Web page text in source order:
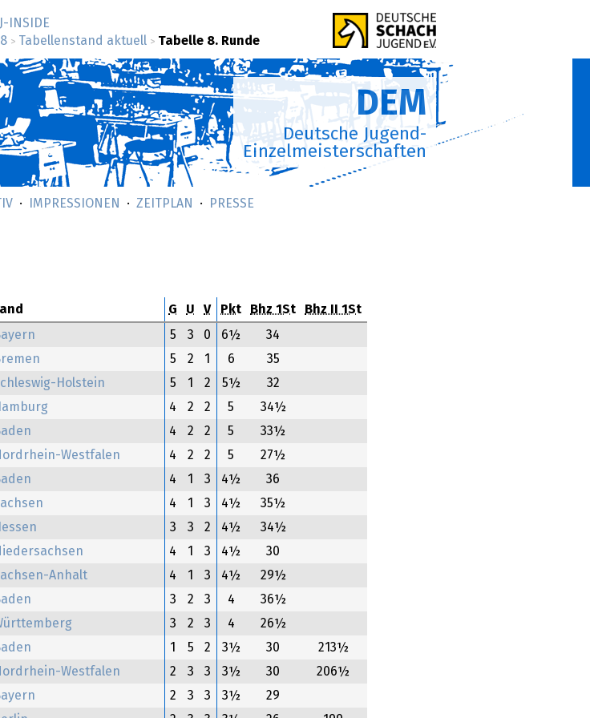
­INSIDE
> Tabellenstand aktuell > Tabelle 8. Runde
DEM
Deutsche Jugend-
Einzelmeisterschaften
IMPRESSIONEN ZEITPLAN PRESSE
G U V Pkt Bhz 1St
Bhz II 1St
5 3 0 6½
34
5 2 1 6
35
Holstein 5 1 2 5½
32
4 2 2 5
34½
4 2 2 5
33½
Westfalen 4 2 2 5
27½
4 1 3 4½
36
4 1 3 4½
35½
3 3 2 4½
34½
4 1 3 4½
30
Anhalt 4 1 3 4½
29½
3 2 3 4
36½
3 2 3 4
26½
1 5 2 3½ 30
213½
Westfalen 2 3 3 3½ 30
206½
2 3 3 3½
29